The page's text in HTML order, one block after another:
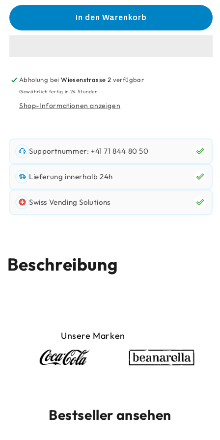
Menge
Menge
fürIn den Warenkorb
Abholung beiWiesenstrasse 2 verfügbar
Gewöhnlich fertig in 24 Stunden
Shop-Informationen anzeigen
Supportnummer: +41 71 844 80 50
Lieferung innerhalb 24h
Swiss Vending Solutions
Beschreibung
Unsere Marken
Bestseller ansehen